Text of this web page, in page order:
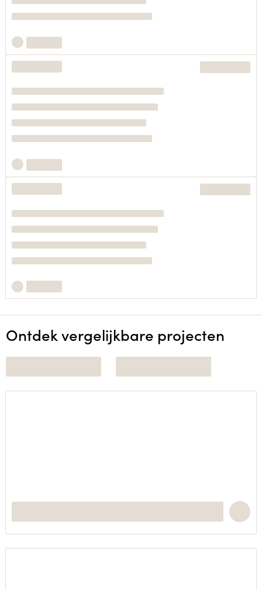
Ontdek vergelijkbare projecten